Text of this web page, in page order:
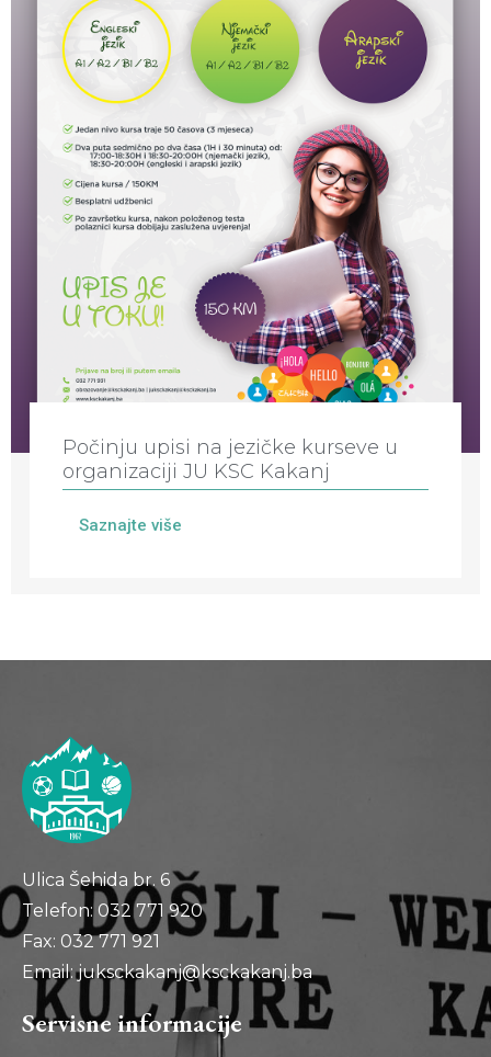
Počinju upisi na jezičke kurseve u
organizaciji JU KSC Kakanj
Saznajte više
Ulica Šehida br. 6
Telefon: 032 771 920
Fax: 032 771 921
Email: juksckakanj@ksckakanj.ba
Servisne informacije